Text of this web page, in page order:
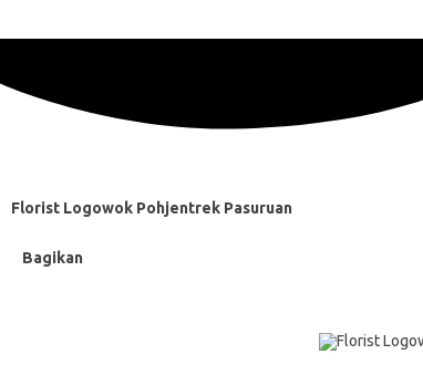
Florist Logowok Pohjentrek Pasuruan
Bagikan